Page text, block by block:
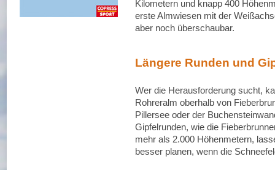
Kilometern und knapp 400
erste Almwiesen mit der
aber noch überschaubar.
Längere Runden und
Wer die Herausforderung sucht,
Rohreralm oberhalb von
Pillersee oder der
Gipfelrunden, wie die
mehr als 2.000 Höhenmetern,
besser planen, wenn die